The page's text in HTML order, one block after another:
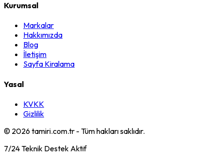
Kurumsal
Markalar
Hakkımızda
Blog
İletişim
Sayfa Kiralama
Yasal
KVKK
Gizlilik
© 2026tamiri.com.tr - Tüm hakları saklıdır.
7/24 Teknik Destek Aktif